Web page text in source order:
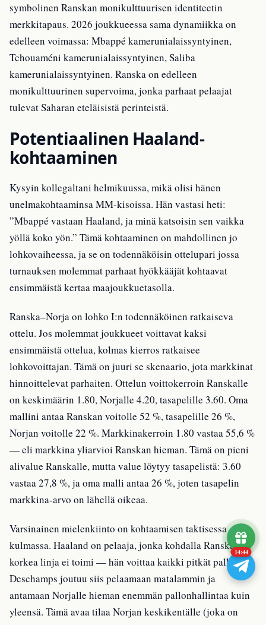
symbolinen Ranskan monikulttuurisen identiteetin
merkkitapaus. 2026 joukkueessa sama dynamiikka on
edelleen voimassa: Mbappé kamerunialaissyntyinen,
Tchouaméni kamerunialaissyntyinen, Saliba
kamerunialaissyntyinen. Ranska on edelleen
monikulttuurinen supervoima, jonka parhaat pelaajat
tulevat Saharan eteläisistä perinteistä.
Potentiaalinen Haaland-
kohtaaminen
Kysyin kollegaltani helmikuussa, mikä olisi hänen
unelmakohtaaminsa MM-kisoissa. Hän vastasi heti:
”Mbappé vastaan Haaland, ja minä katsoisin sen vaikka
yöllä koko yön.” Tämä kohtaaminen on mahdollinen jo
lohkovaiheessa, ja se on todennäköisin ottelupari jossa
turnauksen molemmat parhaat hyökkääjät kohtaavat
ensimmäistä kertaa maajoukkuetasolla.
Ranska–Norja on lohko I:n todennäköinen ratkaiseva
ottelu. Jos molemmat joukkueet voittavat kaksi
ensimmäistä ottelua, kolmas kierros ratkaisee
lohkovoittajan. Tämä on juuri se skenaario, jota markkinat
hinnoittelevat parhaiten. Ottelun voittokerroin Ranskalle
on keskimäärin 1.80, Norjalle 4.20, tasapelille 3.60. Oma
mallini antaa Ranskan voitolle 52 %, tasapelille 26 %,
Norjan voitolle 22 %. Markkinakerroin 1.80 vastaa 55,6 %
— eli markkina yliarvioi Ranskan hieman. Tämä on pieni
alivalue Ranskalle, mutta value löytyy tasapelistä: 3.60
vastaa 27,8 %, ja oma malli antaa 26 %, joten tasapelin
markkina-arvo on lähellä oikeaa.
Varsinainen mielenkiinto on kohtaamisen taktisessa
kulmassa. Haaland on pelaaja, jonka kohdalla Ranskan
korkea linja ei toimi — hän voittaa kaikki pitkät pallot.
Deschamps joutuu siis pelaamaan matalammin ja
antamaan Norjalle hieman enemmän pallonhallintaa kuin
yleensä. Tämä avaa tilaa Norjan keskikentälle (joka on
14:43